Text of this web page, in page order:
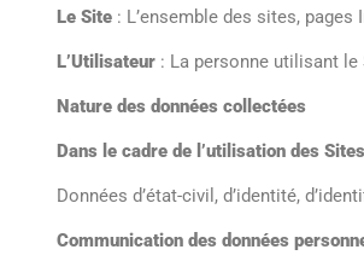
Le Site : L’ensemble des sites,
L’Utilisateur : La personne utilisant
Nature des données collectées
Dans le cadre de l’utilisation des
Données d’état-civil, d’identité,
Communication des données